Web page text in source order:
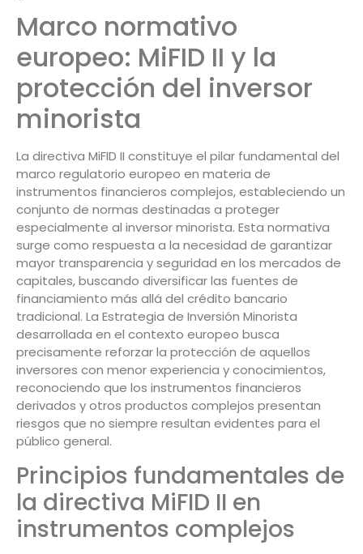
Marco normativo
europeo: MiFID II y la
protección del inversor
minorista
La directiva MiFID II constituye el pilar fundamental del
marco regulatorio europeo en materia de
instrumentos financieros complejos, estableciendo un
conjunto de normas destinadas a proteger
especialmente al inversor minorista. Esta normativa
surge como respuesta a la necesidad de garantizar
mayor transparencia y seguridad en los mercados de
capitales, buscando diversificar las fuentes de
financiamiento más allá del crédito bancario
tradicional. La Estrategia de Inversión Minorista
desarrollada en el contexto europeo busca
precisamente reforzar la protección de aquellos
inversores con menor experiencia y conocimientos,
reconociendo que los instrumentos financieros
derivados y otros productos complejos presentan
riesgos que no siempre resultan evidentes para el
público general.
Principios fundamentales de
la directiva MiFID II en
instrumentos complejos